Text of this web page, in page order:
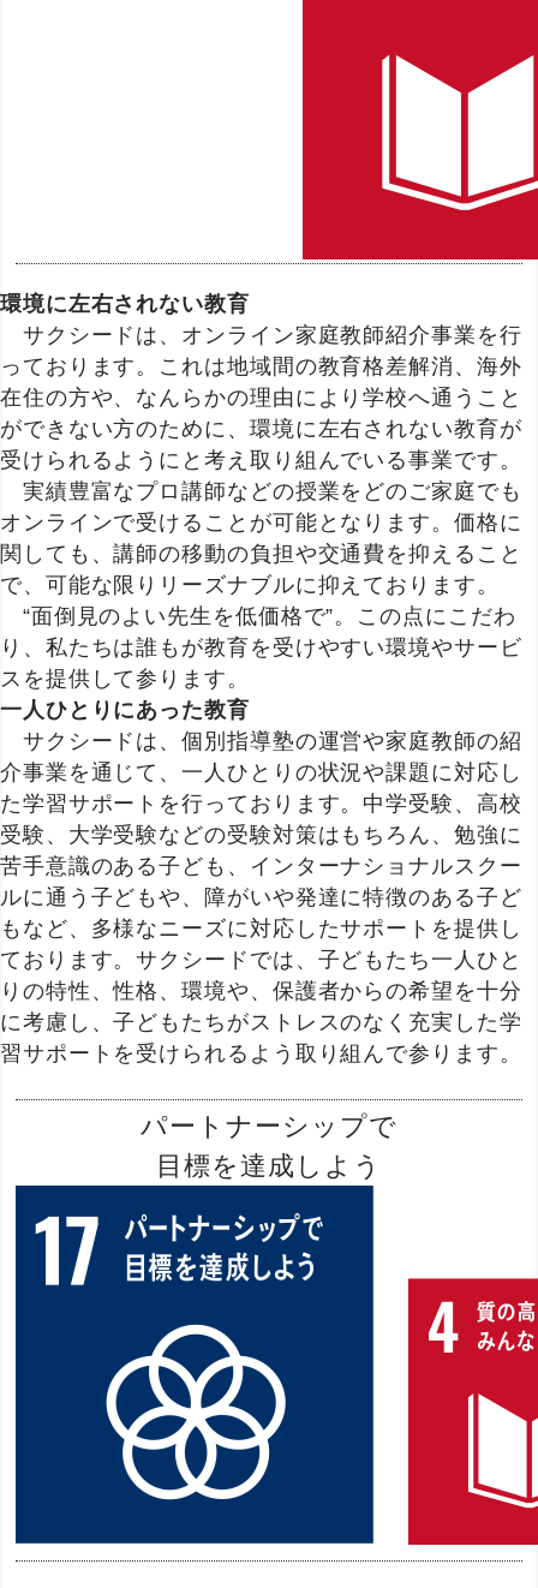
環境に左右されない教育
サクシードは、オンライン家庭教師紹介事業を行
っております。これは地域間の教育格差解消、海外
在住の方や、なんらかの理由により学校へ通うこと
ができない方のために、環境に左右されない教育が
受けられるようにと考え取り組んでいる事業です。
実績豊富なプロ講師などの授業をどのご家庭でも
オンラインで受けることが可能となります。価格に
関しても、講師の移動の負担や交通費を抑えること
で、可能な限りリーズナブルに抑えております。
“面倒見のよい先生を低価格で”。この点にこだわ
り、私たちは誰もが教育を受けやすい環境やサービ
スを提供して参ります。
一人ひとりにあった教育
サクシードは、個別指導塾の運営や家庭教師の紹
介事業を通じて、一人ひとりの状況や課題に対応し
た学習サポートを行っております。中学受験、高校
受験、大学受験などの受験対策はもちろん、勉強に
苦手意識のある子ども、インターナショナルスクー
ルに通う子どもや、障がいや発達に特徴のある子ど
もなど、多様なニーズに対応したサポートを提供し
ております。サクシードでは、子どもたち一人ひと
りの特性、性格、環境や、保護者からの希望を十分
に考慮し、子どもたちがストレスのなく充実した学
習サポートを受けられるよう取り組んで参ります。
パートナーシップで
目標を達成しよう